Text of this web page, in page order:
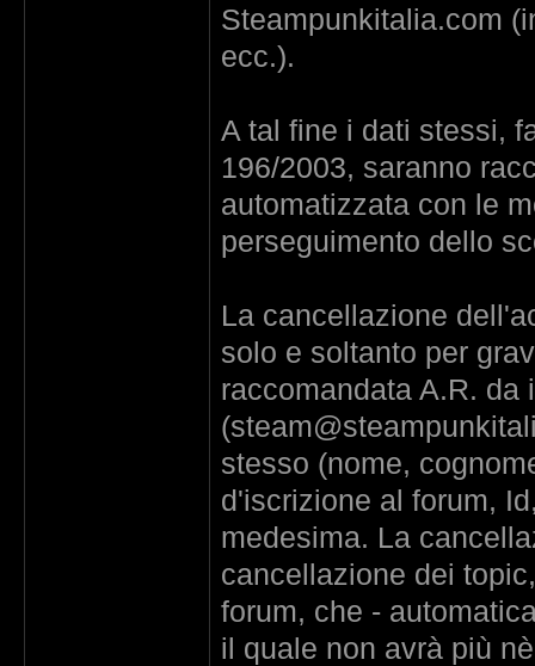
Steampunkitalia.com
ecc.).
A tal fine i dati stessi,
196/2003, saranno
automatizzata con le
perseguimento dello
La cancellazione
solo e soltanto per
raccomandata A.R. da
stesso (nome,
d'iscrizione al forum,
medesima. La
cancellazione dei
forum, che -
il quale non avrà più